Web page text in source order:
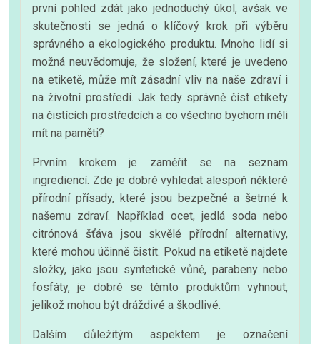
první pohled zdát jako jednoduchý úkol, avšak ve
skutečnosti se jedná o klíčový krok při výběru
správného a ekologického produktu. Mnoho lidí si
možná neuvědomuje, že složení, které je uvedeno
na etiketě, může mít zásadní vliv na naše zdraví i
na životní prostředí. Jak tedy správně číst etikety
na čistících prostředcích a co všechno bychom měli
mít na paměti?
Prvním krokem je zaměřit se na seznam
ingrediencí. Zde je dobré vyhledat alespoň některé
přírodní přísady, které jsou bezpečné a šetrné k
našemu zdraví. Například ocet, jedlá soda nebo
citrónová šťáva jsou skvělé přírodní alternativy,
které mohou účinně čistit. Pokud na etiketě najdete
složky, jako jsou syntetické vůně, parabeny nebo
fosfáty, je dobré se těmto produktům vyhnout,
jelikož mohou být dráždivé a škodlivé.
Dalším důležitým aspektem je označení